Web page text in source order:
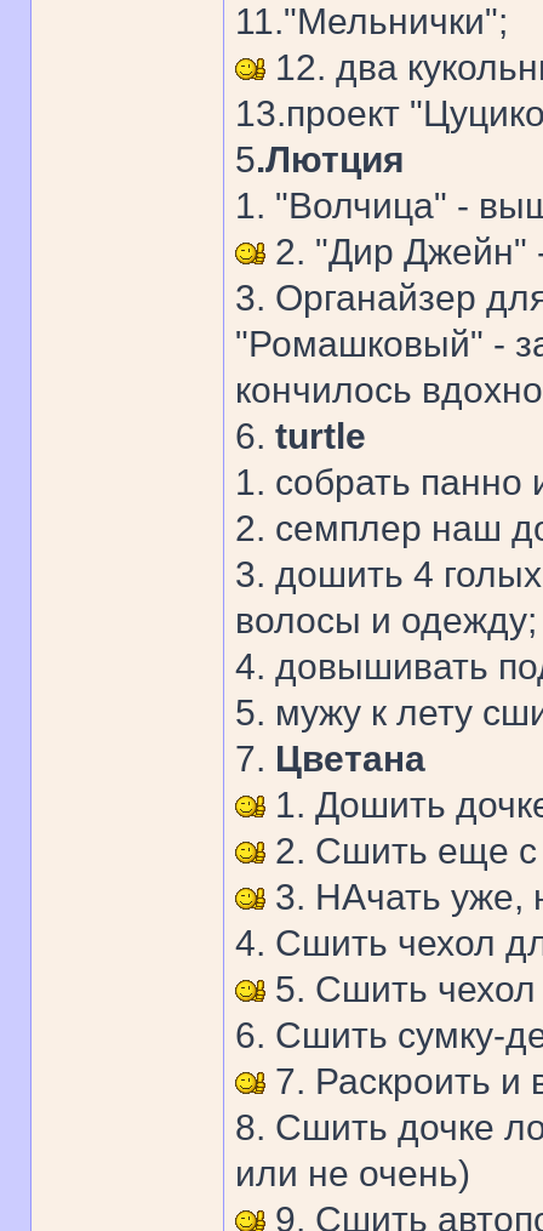
11."Мельнички";
12. два
13.проект
5.Лютция
1. "Волчица" -
2. "Дир Джейн"
3. Органайзер
"Ромашковый" -
кончилось
6. turtle
1. собрать панно
2. семплер наш
3. дошить 4
волосы и одежду;
4. довышивать
5. мужу к лету
7. Цветана
1. Дошить
2. Сшить еще с
3. НАчать уже,
4. Сшить чехол
5. Сшить
6. Сшить сумку-
7. Раскроить
8. Сшить дочке
или не очень)
9. Сшить